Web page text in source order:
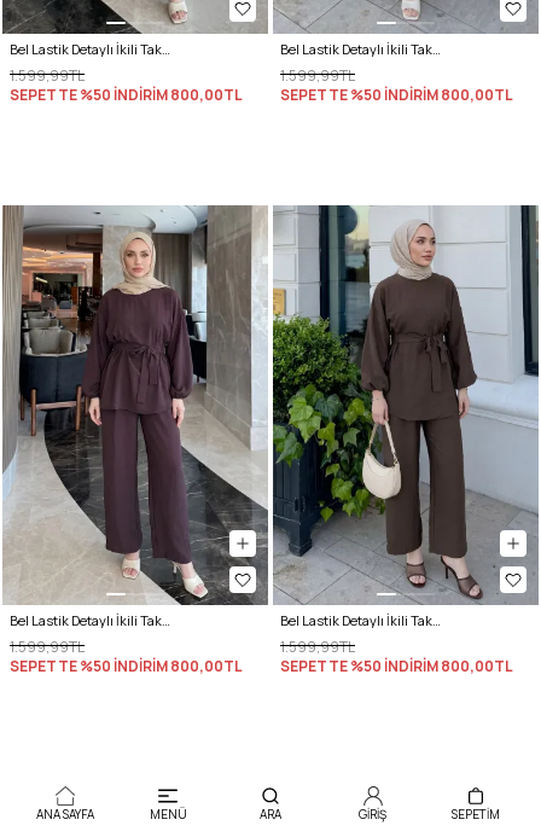
ANA SAYFA MENÜ ARA GİRİŞ SEPETIM
Bel Lastik Detaylı İkili Takım Y0132 - HAKİ
1.599,99TL
SEPETTE %50 İNDİRİM800,00TL
Bel Lastik Detaylı İkili Takım Y0132 - LACİVERT
1.599,99TL
SEPETTE %50 İNDİRİM800,00TL
Bel Lastik Detaylı İkili Takım Y0132 - KOYU MOR
1.599,99TL
SEPETTE %50 İNDİRİM800,00TL
Bel Lastik Detaylı İkili Takım Y0132 - ACI KAHVE
1.599,99TL
SEPETTE %50 İNDİRİM800,00TL